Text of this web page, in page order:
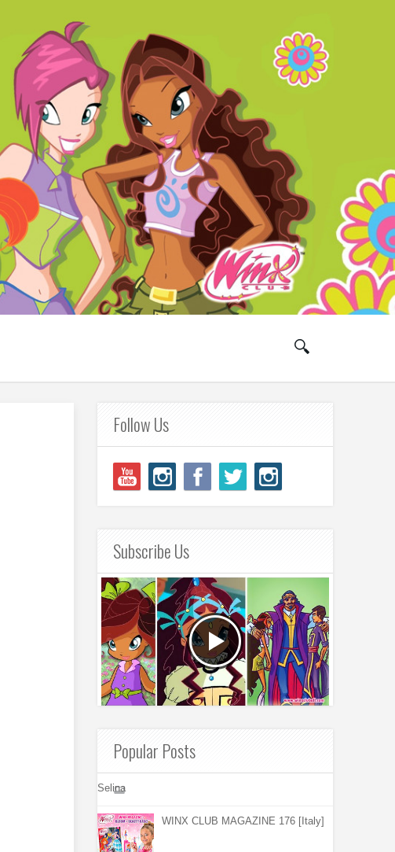
Follow Us
Subscribe Us
Popular Posts
Selina
WINX CLUB MAGAZINE 176 [Italy]